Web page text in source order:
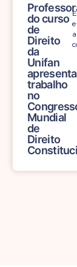
do curso
de
Direito
da
Unifan
apresenta
trabalho
no
Mundial
de
Direito
a